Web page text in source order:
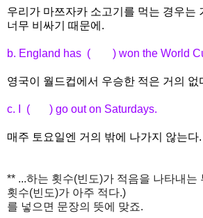
우리가 마쯔자카 소고기를 먹는 경우는
너무 비싸기 때문에.
b. England has ( ) won the World
영국이 월드컵에서 우승한 적은 거의 없
c. I ( ) go out on Saturdays.
매주 토요일엔 거의 밖에 나가지 않는다.
** ...하는 횟수(빈도)가 적음을 나타내는
횟수(빈도)가 아주 적다.)
를 넣으면 문장의 뜻에 맞죠.